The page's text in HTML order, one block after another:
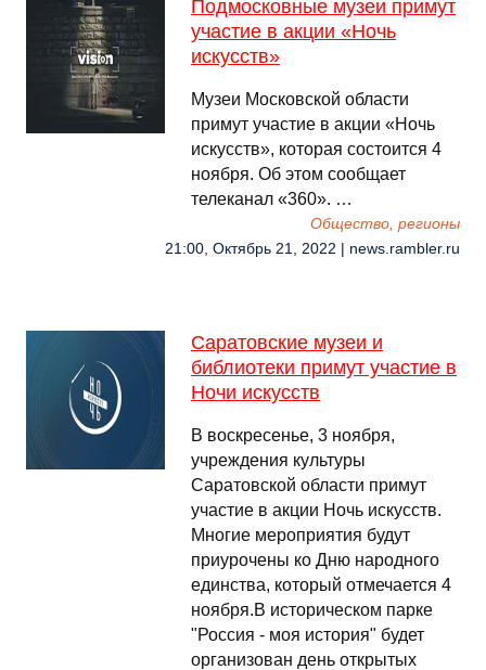
Подмосковные музеи примут
участие в акции «Ночь
искусств»
Музеи Московской области
примут участие в акции «Ночь
искусств», которая состоится 4
ноября. Об этом сообщает
телеканал «360». …
Общество, регионы
21:00, Октябрь 21, 2022 | news.rambler.ru
Саратовские музеи и
библиотеки примут участие в
Ночи искусств
В воскресенье, 3 ноября,
учреждения культуры
Саратовской области примут
участие в акции Ночь искусств.
Многие мероприятия будут
приурочены ко Дню народного
единства, который отмечается 4
ноября.В историческом парке
"Россия - моя история" будет
организован день открытых